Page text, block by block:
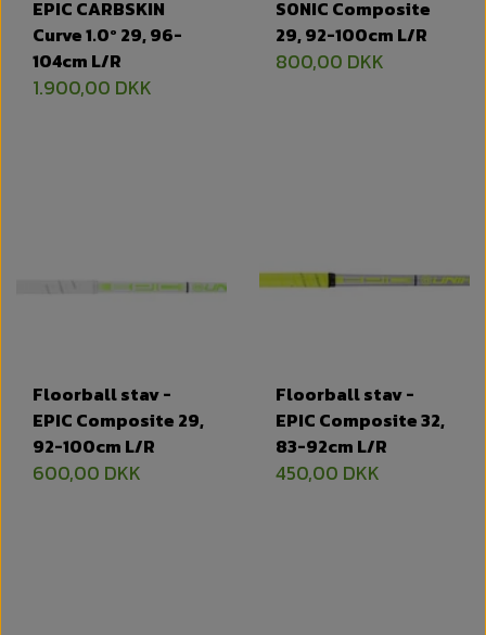
EPIC CARBSKIN
Curve 1.0º 29, 96-
104cm L/R
1.900,00 DKK
SONIC Composite
29, 92-100cm L/R
800,00 DKK
Floorball stav -
EPIC Composite 29,
92-100cm L/R
600,00 DKK
Floorball stav -
EPIC Composite 32,
83-92cm L/R
450,00 DKK